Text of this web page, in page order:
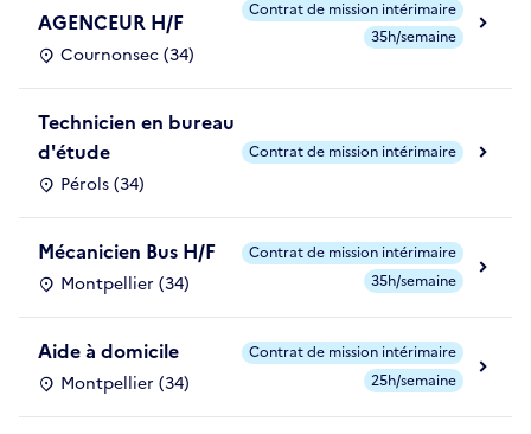
AGENCEUR H/F
Cournonsec (34)
Contrat de mission intérimaire
35h/semaine
Technicien en bureau
d'étude
Pérols (34)
Contrat de mission intérimaire
Mécanicien Bus H/F
Montpellier (34)
Contrat de mission intérimaire
35h/semaine
Aide à domicile
Montpellier (34)
Contrat de mission intérimaire
25h/semaine